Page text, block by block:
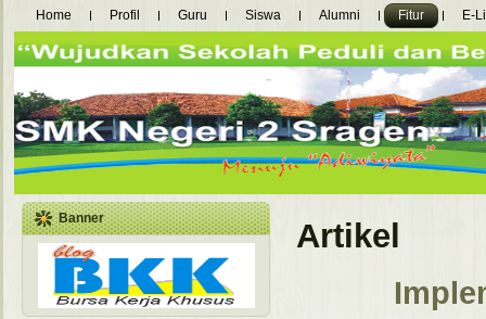
Home Profil Guru Siswa Alumni Fitur E-
Banner Artikel